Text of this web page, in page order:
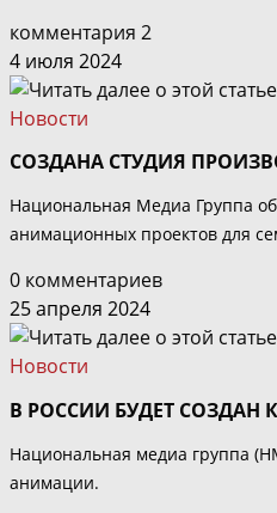
комментария 2
4 июля 2024
Новости
СОЗДАНА СТУДИЯ
Национальная Медиа Группа
анимационных проектов для
0 комментариев
25 апреля 2024
Новости
В РОССИИ БУДЕТ
Национальная медиа группа
анимации.